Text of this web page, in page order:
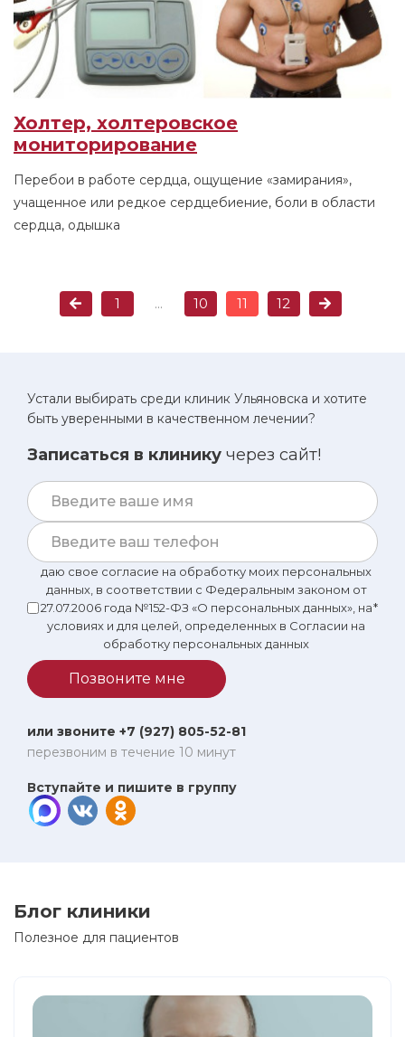
Холтер, холтеровское
мониторирование
Перебои в работе сердца, ощущение «замирания»,
учащенное или редкое сердцебиение, боли в области
сердца, одышка
1 ... 10 11 12
Устали выбирать среди клиник Ульяновска и хотите
быть уверенными в качественном лечении?
Записаться в клинику через сайт!
даю свое согласие на обработку моих персональных
данных, в соответствии с Федеральным законом от
27.07.2006 года №152-ФЗ «О персональных данных», на
условиях и для целей, определенных в Согласии на
обработку персональных данных
*
Позвоните мне
или звоните +7 (927) 805-52-81
перезвоним в течение 10 минут
Вступайте и пишите в группу
Блог клиники
Полезное для пациентов